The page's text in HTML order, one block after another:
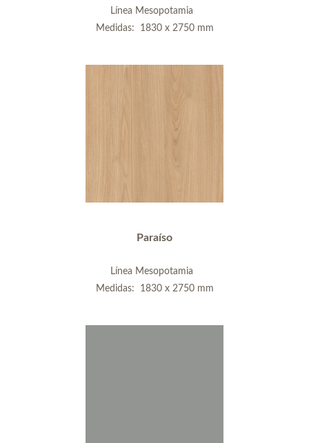
Línea Mesopotamia
Medidas: 1830 x 2750 mm
Paraíso
Línea Mesopotamia
Medidas: 1830 x 2750 mm